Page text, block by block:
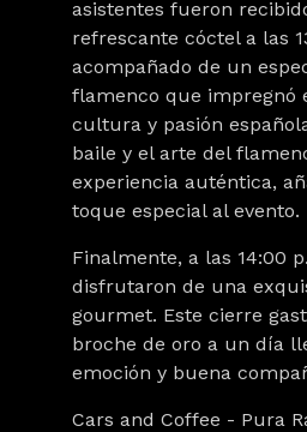
asistentes fueron
refrescante cóctel a las
acompañado de un
flamenco que impregnó
cultura y pasión
baile y el arte del
experiencia auténtica,
toque especial al evento.
Finalmente, a las 14:00
disfrutaron de una
gourmet. Este cierre
broche de oro a un día
emoción y buena
Cars and Coffee - Pura